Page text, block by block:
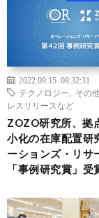
2022.09.15 08:32:31
テクノロジー
その
レスリリースなど
ZOZO研究所、拠
小化の在庫配置研
ーションズ・リサ
「事例研究賞」受